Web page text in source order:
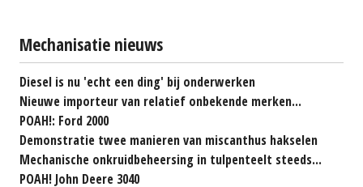
Mechanisatie nieuws
Diesel is nu 'echt een ding' bij onderwerken
Nieuwe importeur van relatief onbekende merken...
POAH!: Ford 2000
Demonstratie twee manieren van miscanthus hakselen
Mechanische onkruidbeheersing in tulpenteelt steeds...
POAH! John Deere 3040